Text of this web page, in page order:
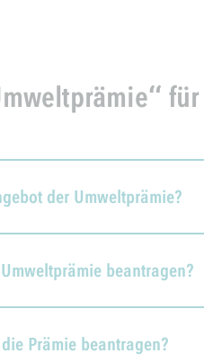
der Umweltprämie?
beantragen?
Prämie beantragen?